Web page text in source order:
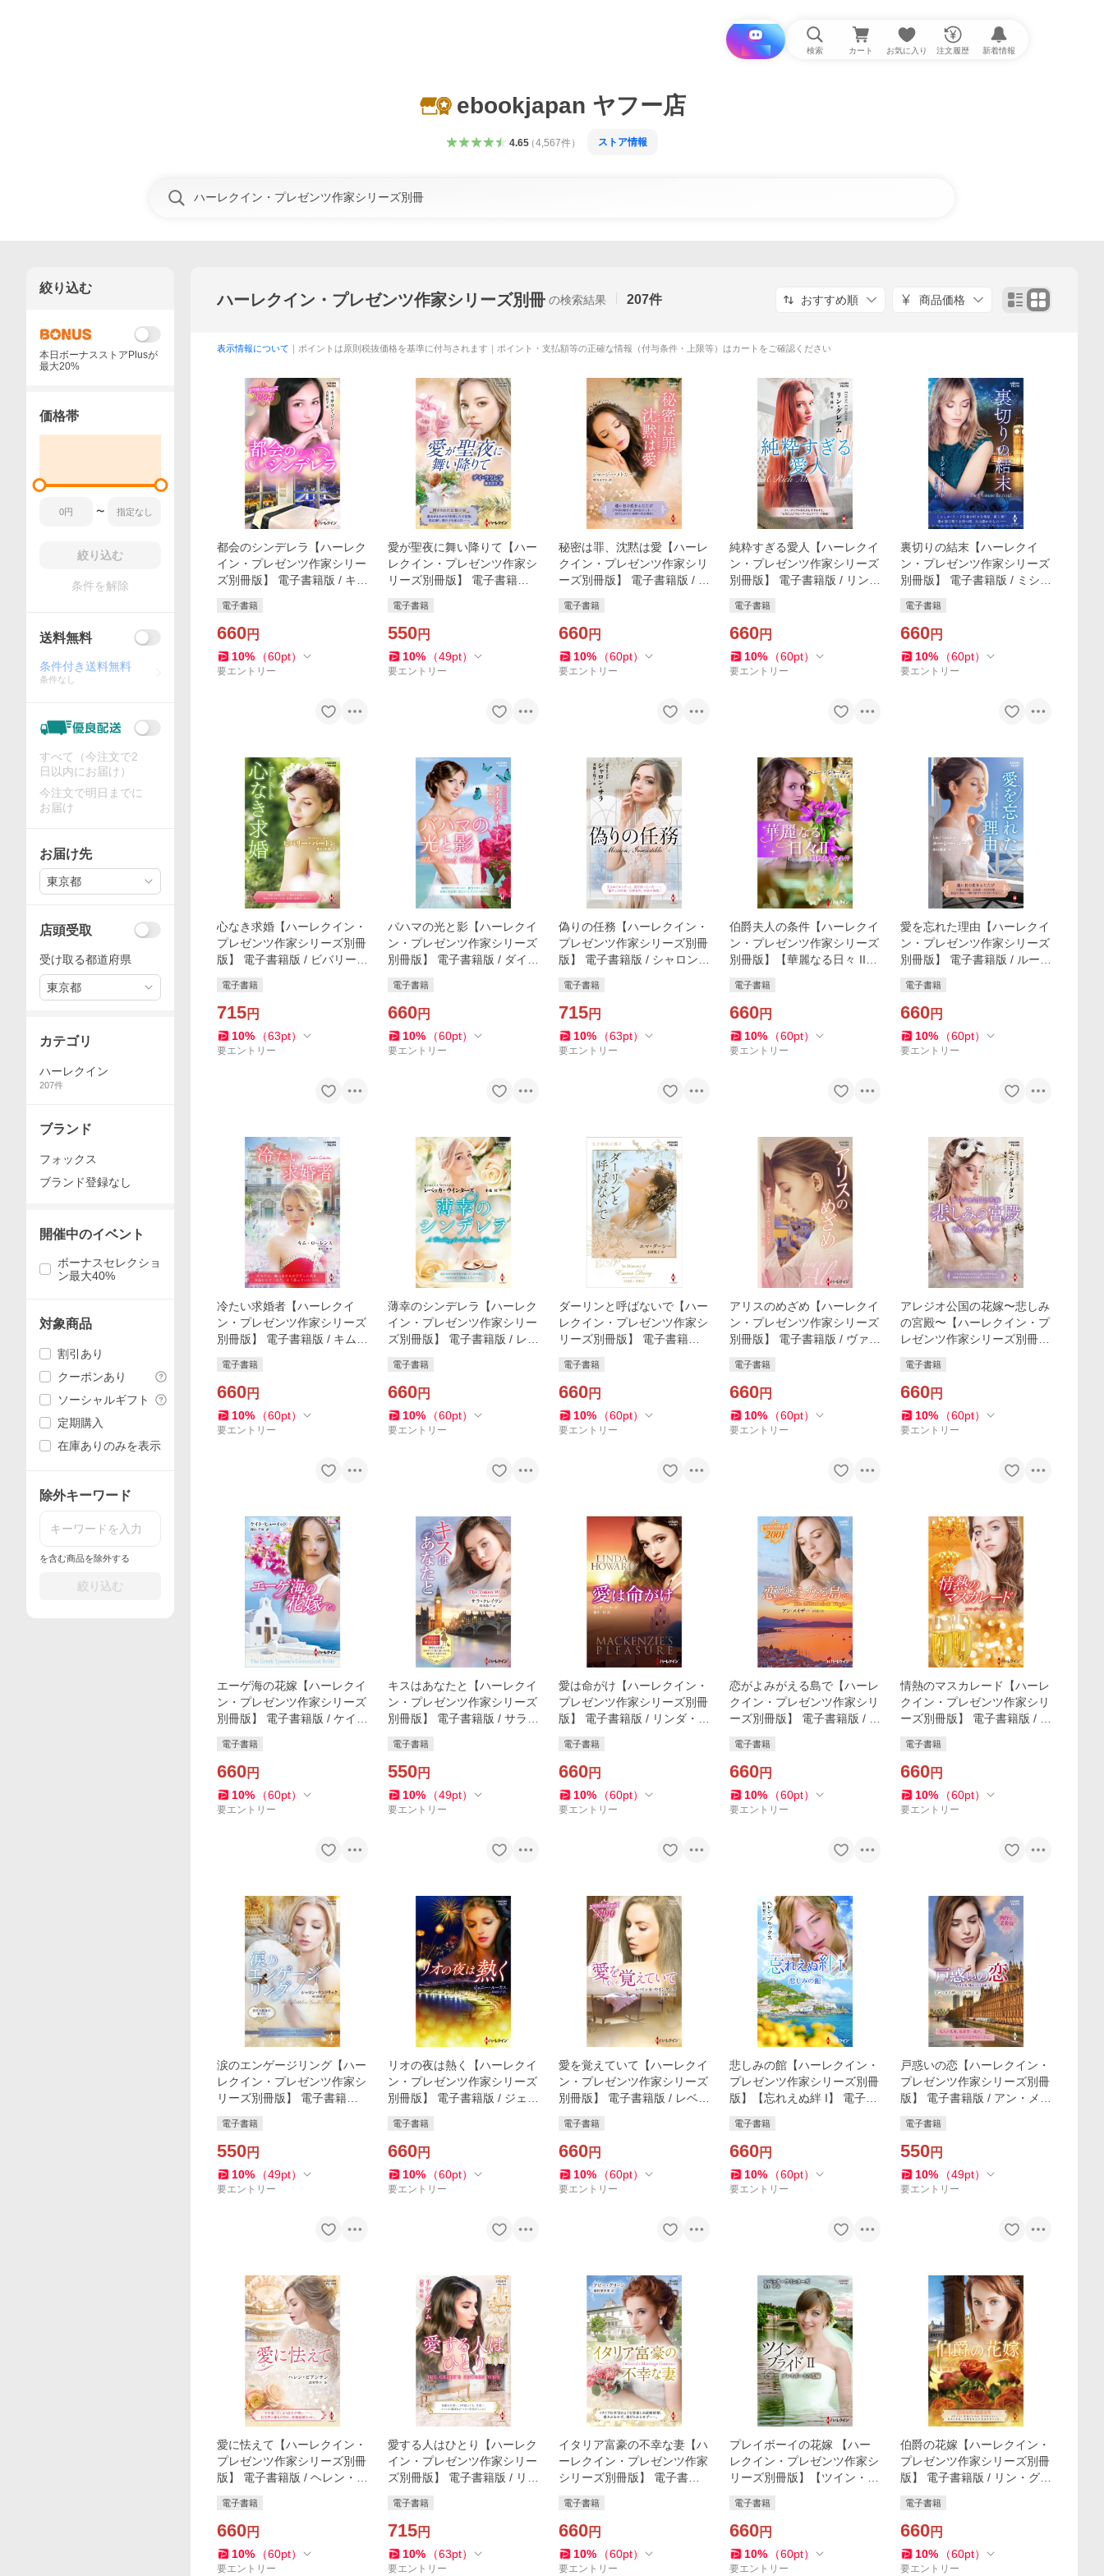
i と探す 検索 カート お気に入り 注文履歴 新着情報
ebookjapan ヤフー店
4.65（4,567件） ストア情報
ハーレクイン・プレゼンツ作家シリーズ別冊 の検索結果 207件 おすすめ順 商品価格
表示情報について ｜ポイントは原則税抜価格を基準に付与されます｜ポイント・支払額等の正確な情報（付与条件・上限等）はカートをご確認ください
都会のシンデレラ【ハーレク
イン・プレゼンツ作家シリー
ズ別冊版】 電子書籍版 / キャ
洋子
電子書籍
660円
10% （60pt）
要エントリー
愛が聖夜に舞い降りて【ハー
レクイン・プレゼンツ作家シ
リーズ別冊版】 電子書籍版 /
電子書籍
550円
10% （49pt）
要エントリー
秘密は罪、沈黙は愛【ハーレ
クイン・プレゼンツ作家シリ
ーズ別冊版】 電子書籍版 / ジ
ますみ
電子書籍
660円
10% （60pt）
要エントリー
純粋すぎる愛人【ハーレクイ
ン・プレゼンツ作家シリーズ
別冊版】 電子書籍版 / リン・
電子書籍
660円
10% （60pt）
要エントリー
裏切りの結末【ハーレクイ
ン・プレゼンツ作家シリーズ
別冊版】 電子書籍版 / ミシェ
電子書籍
660円
10% （60pt）
要エントリー
心なき求婚【ハーレクイン・
プレゼンツ作家シリーズ別冊
版】 電子書籍版 / ビバリー・
電子書籍
715円
10% （63pt）
要エントリー
バハマの光と影【ハーレクイ
ン・プレゼンツ作家シリーズ
別冊版】 電子書籍版 / ダイア
電子書籍
660円
10% （60pt）
要エントリー
偽りの任務【ハーレクイン・
プレゼンツ作家シリーズ別冊
版】 電子書籍版 / シャロン・
電子書籍
715円
10% （63pt）
要エントリー
伯爵夫人の条件【ハーレクイ
ン・プレゼンツ作家シリーズ
別冊版】【華麗なる日々 II】
ダン 翻訳:井上京子
電子書籍
660円
10% （60pt）
要エントリー
愛を忘れた理由【ハーレクイ
ン・プレゼンツ作家シリーズ
別冊版】 電子書籍版 / ルーシ
電子書籍
660円
10% （60pt）
要エントリー
冷たい求婚者【ハーレクイ
ン・プレゼンツ作家シリーズ
別冊版】 電子書籍版 / キム・
電子書籍
660円
10% （60pt）
要エントリー
薄幸のシンデレラ【ハーレク
イン・プレゼンツ作家シリー
ズ別冊版】 電子書籍版 / レベ
電子書籍
660円
10% （60pt）
要エントリー
ダーリンと呼ばないで【ハー
レクイン・プレゼンツ作家シ
リーズ別冊版】 電子書籍版 /
電子書籍
660円
10% （60pt）
要エントリー
アリスのめざめ【ハーレクイ
ン・プレゼンツ作家シリーズ
別冊版】 電子書籍版 / ヴァイ
訳:平敦子
電子書籍
660円
10% （60pt）
要エントリー
アレジオ公国の花嫁〜悲しみ
の宮殿〜【ハーレクイン・プ
レゼンツ作家シリーズ別冊
ョーダン/春野ひろこ
電子書籍
660円
10% （60pt）
要エントリー
エーゲ海の花嫁【ハーレクイ
ン・プレゼンツ作家シリーズ
別冊版】 電子書籍版 / ケイ
千尋
電子書籍
660円
10% （60pt）
要エントリー
キスはあなたと【ハーレクイ
ン・プレゼンツ作家シリーズ
別冊版】 電子書籍版 / サラ・
電子書籍
550円
10% （49pt）
要エントリー
愛は命がけ【ハーレクイン・
プレゼンツ作家シリーズ別冊
版】 電子書籍版 / リンダ・ハ
電子書籍
660円
10% （60pt）
要エントリー
恋がよみがえる島で【ハーレ
クイン・プレゼンツ作家シリ
ーズ別冊版】 電子書籍版 / ア
電子書籍
660円
10% （60pt）
要エントリー
情熱のマスカレード【ハーレ
クイン・プレゼンツ作家シリ
ーズ別冊版】 電子書籍版 / エ
電子書籍
660円
10% （60pt）
要エントリー
涙のエンゲージリング【ハー
レクイン・プレゼンツ作家シ
リーズ別冊版】 電子書籍版 /
口西夏
電子書籍
550円
10% （49pt）
要エントリー
リオの夜は熱く【ハーレクイ
ン・プレゼンツ作家シリーズ
別冊版】 電子書籍版 / ジェニ
電子書籍
660円
10% （60pt）
要エントリー
愛を覚えていて【ハーレクイ
ン・プレゼンツ作家シリーズ
別冊版】 電子書籍版 / レベッ
桂子
電子書籍
660円
10% （60pt）
要エントリー
悲しみの館【ハーレクイン・
プレゼンツ作家シリーズ別冊
版】【忘れえぬ絆 I】 電子書
訳:駒月雅子
電子書籍
660円
10% （60pt）
要エントリー
戸惑いの恋【ハーレクイン・
プレゼンツ作家シリーズ別冊
版】 電子書籍版 / アン・メイ
電子書籍
550円
10% （49pt）
要エントリー
愛に怯えて【ハーレクイン・
プレゼンツ作家シリーズ別冊
版】 電子書籍版 / ヘレン・ビ
電子書籍
660円
10% （60pt）
要エントリー
愛する人はひとり【ハーレク
イン・プレゼンツ作家シリー
ズ別冊版】 電子書籍版 / リ
電子書籍
715円
10% （63pt）
要エントリー
イタリア富豪の不幸な妻【ハ
ーレクイン・プレゼンツ作家
シリーズ別冊版】 電子書籍
奈美
電子書籍
660円
10% （60pt）
要エントリー
プレイボーイの花嫁 【ハー
レクイン・プレゼンツ作家シ
リーズ別冊版】【ツイン・ブ
ッカ・ウインターズ 翻訳:井
上碧
電子書籍
660円
10% （60pt）
要エントリー
伯爵の花嫁【ハーレクイン・
プレゼンツ作家シリーズ別冊
版】 電子書籍版 / リン・グレ
電子書籍
660円
10% （60pt）
要エントリー
絞り込む
本日ボーナスストアPlusが
最大20%
価格帯
〜
絞り込む
条件を解除
送料無料
条件付き送料無料
条件なし
すべて（今注文で2
日以内にお届け）
今注文で明日までに
お届け
お届け先
東京都
店頭受取
受け取る都道府県
東京都
カテゴリ
ハーレクイン
207件
ブランド
フォックス
ブランド登録なし
開催中のイベント
ボーナスセレクショ
ン最大40%
対象商品
割引あり
クーポンあり
ソーシャルギフト
定期購入
在庫ありのみを表示
除外キーワード
を含む商品を除外する
絞り込む